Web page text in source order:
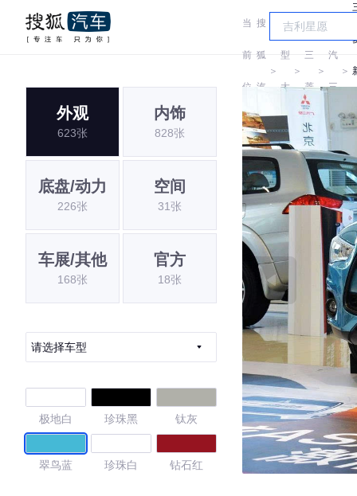
当
前
位
置:
搜
狐
汽
车
＞
车
型
大
全
＞
三
菱
＞
汽
三
＞
外观
623张
内饰
828张
底盘/动力
226张
空间
31张
车展/其他
168张
官方
18张
请选择车型
极地白 珍珠黑 钛灰
翠鸟蓝 珍珠白 钻石红